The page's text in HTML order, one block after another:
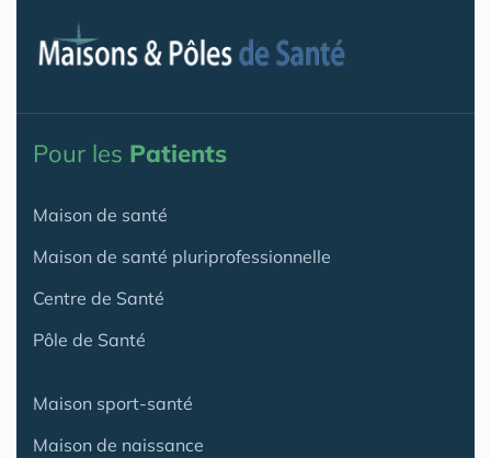
Pour les Patients
Maison de santé
Maison de santé pluriprofessionnelle
Centre de Santé
Pôle de Santé
Maison sport-santé
Maison de naissance